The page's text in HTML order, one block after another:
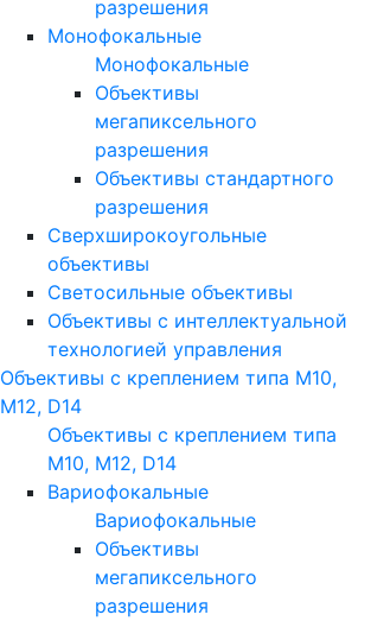
разрешения
Монофокальные
Монофокальные
Объективы
мегапиксельного
разрешения
Объективы стандартного
разрешения
Сверхширокоугольные
объективы
Светосильные объективы
Объективы с интеллектуальной
технологией управления
Объективы с креплением типа M10,
M12, D14
Объективы с креплением типа
M10, M12, D14
Вариофокальные
Вариофокальные
Объективы
мегапиксельного
разрешения